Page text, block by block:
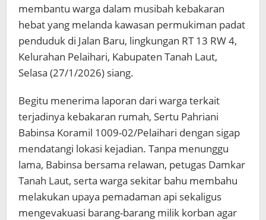
membantu warga dalam musibah kebakaran
hebat yang melanda kawasan permukiman padat
penduduk di Jalan Baru, lingkungan RT 13 RW 4,
Kelurahan Pelaihari, Kabupaten Tanah Laut,
Selasa (27/1/2026) siang.
Begitu menerima laporan dari warga terkait
terjadinya kebakaran rumah, Sertu Pahriani
Babinsa Koramil 1009-02/Pelaihari dengan sigap
mendatangi lokasi kejadian. Tanpa menunggu
lama, Babinsa bersama relawan, petugas Damkar
Tanah Laut, serta warga sekitar bahu membahu
melakukan upaya pemadaman api sekaligus
mengevakuasi barang-barang milik korban agar